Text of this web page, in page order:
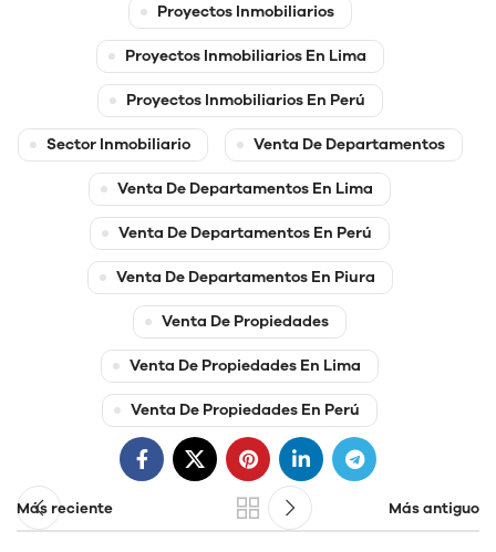
Proyectos Inmobiliarios
Proyectos Inmobiliarios En Lima
Proyectos Inmobiliarios En Perú
Sector Inmobiliario Venta De Departamentos
Venta De Departamentos En Lima
Venta De Departamentos En Perú
Venta De Departamentos En Piura
Venta De Propiedades
Venta De Propiedades En Lima
Venta De Propiedades En Perú
Más reciente Más antiguo